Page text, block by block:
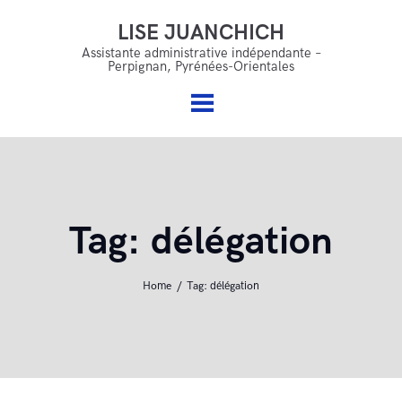
LISE JUANCHICH
Assistante administrative indépendante –
Perpignan, Pyrénées-Orientales
Tag: délégation
Home Tag: délégation
LISE JUANCHICH
Assistante administrative indépendante – Perpignan,
Accueil
Blog